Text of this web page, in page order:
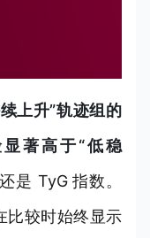
上升”轨迹组的
著高于“低稳
是 TyG 指数。
比较时始终显示